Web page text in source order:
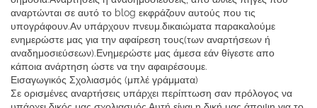
αναρτώνται σε αυτό το blog εκφράζουν αυτούς που τις
υπογράφουν.Αν υπάρχουν πνευμ.δικαιώματα παρακαλούμε
ενημερώστε μας για την αφαίρεση τους(των αναρτήσεων ή
αναδημοσιεύσεων).Ενημερώστε μας άμεσα εάν θίγεστε απο
κάποια ανάρτηση ώστε να την αφαιρέσουμε.
Εισαγωγικός Σχολιασμός (μπλέ γράμματα)
Σε ορισμένες αναρτήσεις υπάρχει περίπτωση σαν πρόλογος να